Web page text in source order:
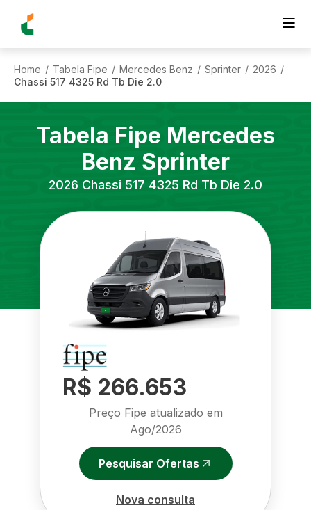
Home / Tabela Fipe / Mercedes Benz / Sprinter / 2026 /
Chassi 517 4325 Rd Tb Die 2.0
Tabela Fipe Mercedes
Benz Sprinter
2026 Chassi 517 4325 Rd Tb Die 2.0
R$ 266.653
Preço Fipe atualizado em
Ago/2026
Pesquisar Ofertas
Nova consulta